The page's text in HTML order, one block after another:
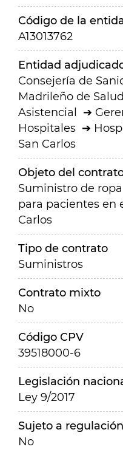
Código de la
A13013762
Entidad
Consejería de
Madrileño de Salud
Asistencial
Hospitales
San Carlos
Objeto del
Suministro de
para pacientes en
Carlos
Tipo de contrato
Suministros
Contrato mixto
No
Código CPV
39518000-6
Legislación
Ley 9/2017
Sujeto a
No